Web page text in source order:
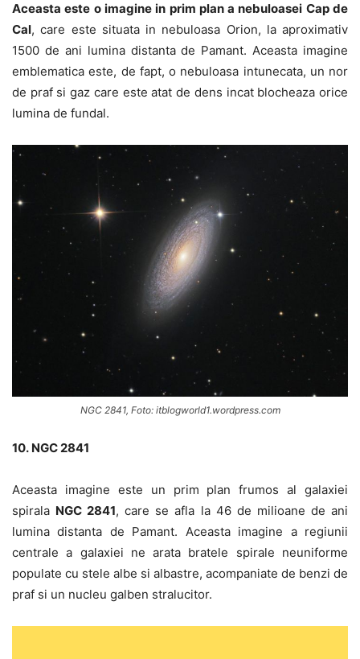
Aceasta este o imagine in prim plan a nebuloasei Cap de
Cal, care este situata in nebuloasa Orion, la aproximativ
1500 de ani lumina distanta de Pamant. Aceasta imagine
emblematica este, de fapt, o nebuloasa intunecata, un nor
de praf si gaz care este atat de dens incat blocheaza orice
lumina de fundal.
NGC 2841, Foto: itblogworld1.wordpress.com
10. NGC 2841
Aceasta imagine este un prim plan frumos al galaxiei
spirala NGC 2841, care se afla la 46 de milioane de ani
lumina distanta de Pamant. Aceasta imagine a regiunii
centrale a galaxiei ne arata bratele spirale neuniforme
populate cu stele albe si albastre, acompaniate de benzi de
praf si un nucleu galben stralucitor.